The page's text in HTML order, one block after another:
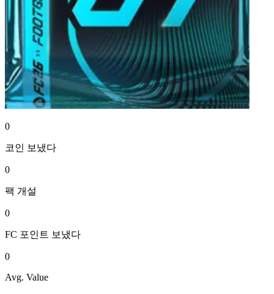
0
코인 보냈다
0
팩 개설
0
FC 포인트 보냈다
0
Avg. Value